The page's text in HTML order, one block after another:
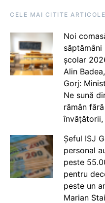
CELE MAI CITITE ARTICOLE
Noi
săptămâni
școlar
Alin
Gorj:
Ne sună
rămân
învățătorii,
Șeful ISJ
personal
peste
pentru
peste un
Marian